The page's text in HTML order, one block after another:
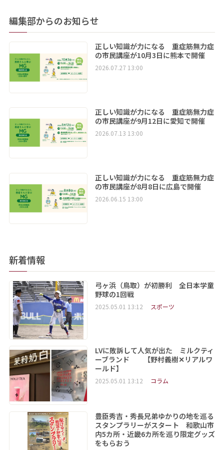
編集部からのお知らせ
正しい知識が力になる 重症筋無力症
の市民講座が10月3日に熊本で開催
2026.07.27 13:00
正しい知識が力になる 重症筋無力症
の市民講座が9月12日に愛知で開催
2026.07.13 13:00
正しい知識が力になる 重症筋無力症
の市民講座が8月8日に広島で開催
2026.06.15 13:00
新着情報
弓ヶ浜（鳥取）が初勝利 全日本学童
野球の1回戦
2025.05.01 13:12 スポーツ
LVに敗訴して人気が出た ミルクティ
ーブランド 【野村義樹✕リアルワ
ールド】
2025.05.01 13:12 コラム
豊臣秀吉・秀長兄弟ゆかりの地を巡る
スタンプラリーがスタート 和歌山市
内5カ所・近畿6カ所を巡り限定グッズ
をもらおう